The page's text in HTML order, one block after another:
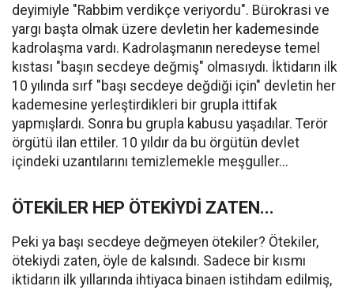
deyimiyle "Rabbim verdikçe veriyordu". Bürokrasi ve
yargı başta olmak üzere devletin her kademesinde
kadrolaşma vardı. Kadrolaşmanın neredeyse temel
kıstası "başın secdeye değmiş" olmasıydı. İktidarın ilk
10 yılında sırf "başı secdeye değdiği için" devletin her
kademesine yerleştirdikleri bir grupla ittifak
yapmışlardı. Sonra bu grupla kabusu yaşadılar. Terör
örgütü ilan ettiler. 10 yıldır da bu örgütün devlet
içindeki uzantılarını temizlemekle meşguller...
ÖTEKİLER HEP ÖTEKİYDİ ZATEN...
Peki ya başı secdeye değmeyen ötekiler? Ötekiler,
ötekiydi zaten, öyle de kalsındı. Sadece bir kısmı
iktidarın ilk yıllarında ihtiyaca binaen istihdam edilmiş,